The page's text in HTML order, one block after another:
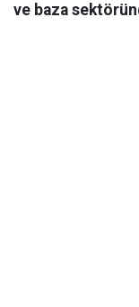
ve baza